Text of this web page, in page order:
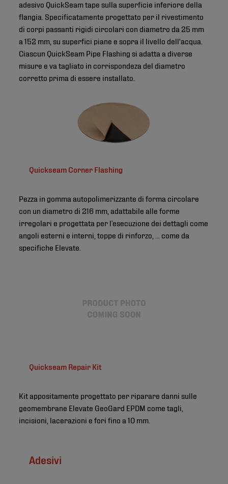
adesivo QuickSeam tape sulla superficie inferiore della
flangia. Specificatamente progettato per il rivestimento
di corpi passanti rigidi circolari con diametro da 25 mm
a 152 mm, su superfici piane e sopra il livello dell'acqua.
Ciascun QuickSeam Pipe Flashing si adatta a diverse
misure e va tagliato in corrispondeza del diametro
corretto prima di essere installato.
Quickseam Corner Flashing
Pezza in gomma autopolimerizzante di forma circolare
con un diametro di 216 mm, adattabile alle forme
irregolari e progettata per l’esecuzione dei dettagli come
angoli esterni e interni, toppe di rinforzo, ... come da
specifiche Elevate.
Quickseam Repair Kit
Kit appositamente progettato per riparare danni sulle
geomembrane Elevate GeoGard EPDM come tagli,
incisioni, lacerazioni e fori fino a 10 mm.
Adesivi